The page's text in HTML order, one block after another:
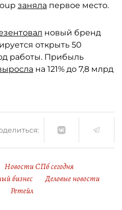
заняла первое место.
новый бренд
открыть 50
работы. Прибыль
на 121% до 7,8 млрд
Новости СПб сегодня
бизнес
Деловые новости
Ретейл